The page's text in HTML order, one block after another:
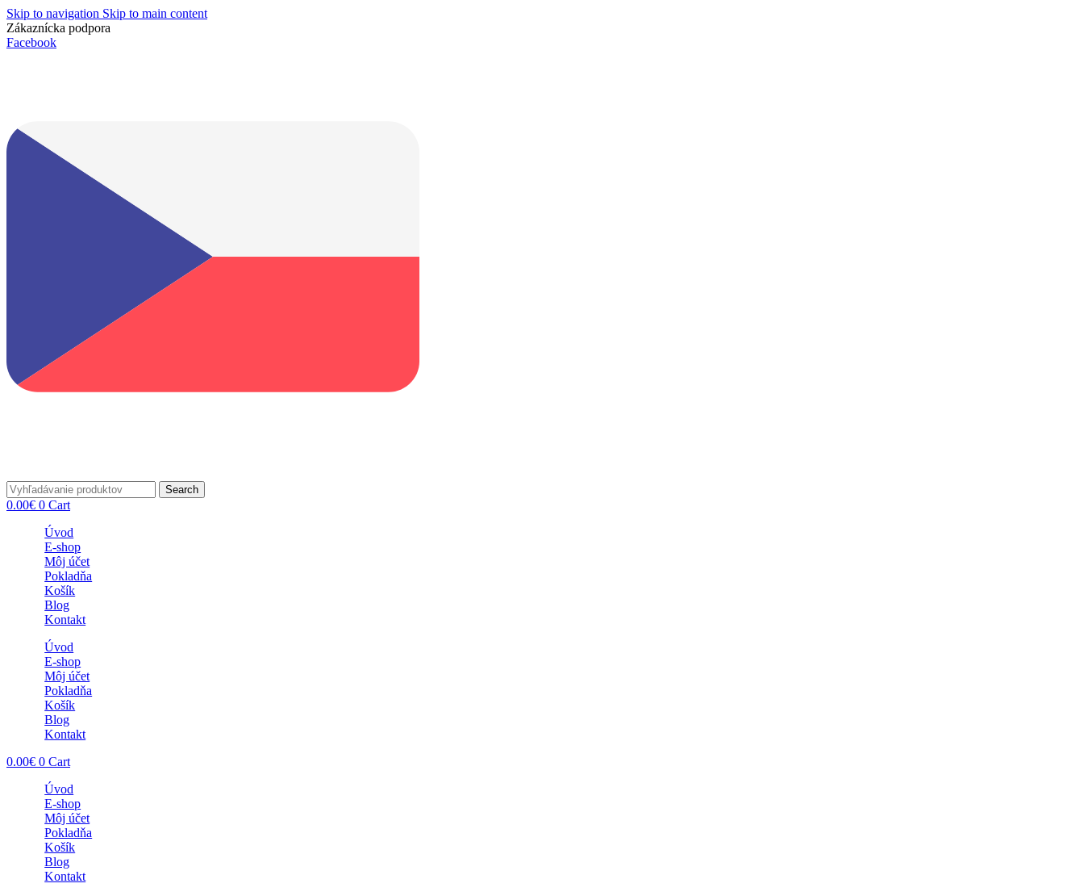
Skip to navigation Skip to main content
Zákaznícka podpora
Facebook
Search
0.00€ 0 Cart
Úvod
E-shop
Môj účet
Pokladňa
Košík
Blog
Kontakt
Úvod
E-shop
Môj účet
Pokladňa
Košík
Blog
Kontakt
0.00€ 0 Cart
Úvod
E-shop
Môj účet
Pokladňa
Košík
Blog
Kontakt